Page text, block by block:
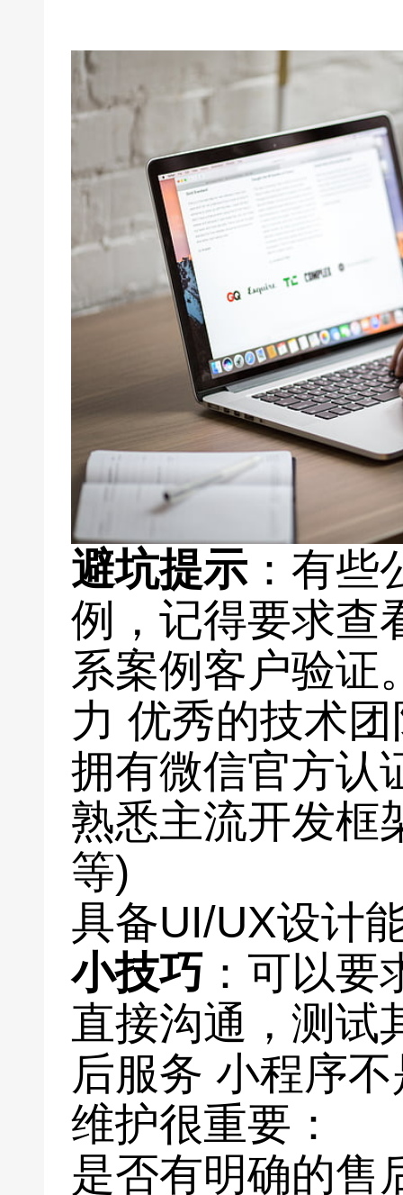
避坑提示：有些
例，记得要求查
系案例客户验证
力 优秀的技术
拥有微信官方认
熟悉主流开发框
等)
具备UI/UX设计
小技巧 ：可以
直接沟通，测试
后服务 小程序
维护很重要：
是否有明确的售